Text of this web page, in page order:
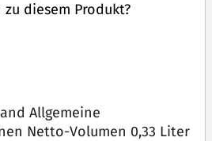
zu diesem Produkt?
Allgemeine
Netto-Volumen 0,33 Liter